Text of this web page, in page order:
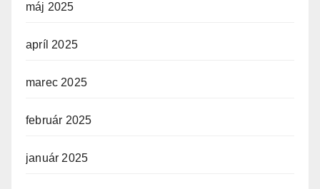
máj 2025
apríl 2025
marec 2025
február 2025
január 2025